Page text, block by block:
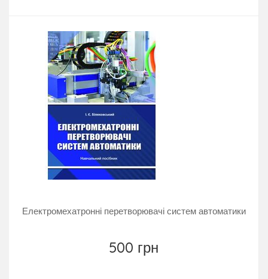
Електромехатронні перетворювачі систем автоматики
500 грн